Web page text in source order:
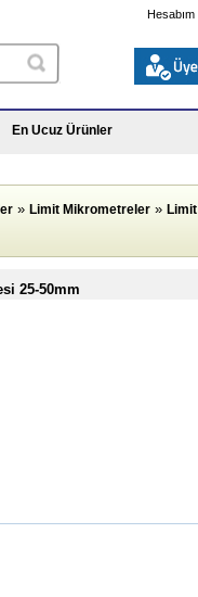
Hesabım
En Ucuz Ürünler
» Limit Mikrometreler » Limit
25-50mm